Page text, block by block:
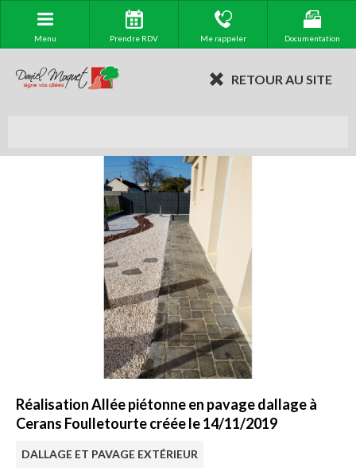
Menu Prendre RDV Me rappeler Documentation
RETOUR AU SITE
Réalisation Allée piétonne en pavage dallage à
Cerans Foulletourte créée le 14/11/2019
DALLAGE ET PAVAGE EXTÉRIEUR